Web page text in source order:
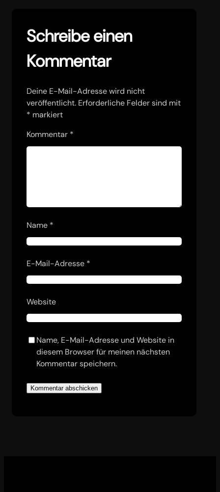
Schreibe einen
Kommentar
Deine E-Mail-Adresse wird nicht
veröffentlicht. Erforderliche Felder sind mit
* markiert
Kommentar *
Name *
E-Mail-Adresse *
Website
Name, E-Mail-Adresse und Website in
diesem Browser für meinen nächsten
Kommentar speichern.